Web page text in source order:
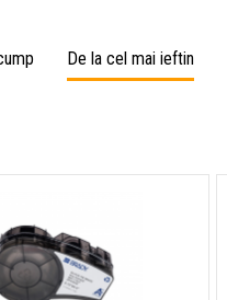
De la cel mai ieftin